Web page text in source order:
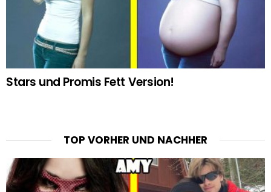
Stars und Promis Fett Version!
TOP VORHER UND NACHHER